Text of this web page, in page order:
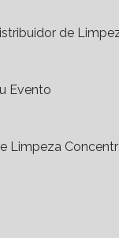
de
Evento
Limpeza